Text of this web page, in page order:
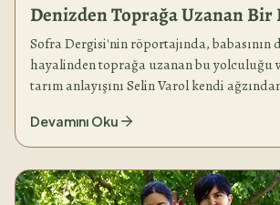
Denizden Toprağa Uzanan Bir
Sofra Dergisi'nin röportajında, babasının
hayalinden toprağa uzanan bu yolculuğu
tarım anlayışını Selin Varol kendi
Devamını Oku